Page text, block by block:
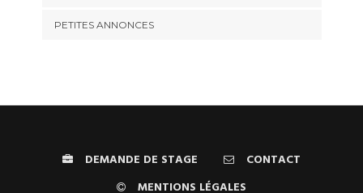
PETITES ANNONCES
DEMANDE DE STAGE
CONTACT
MENTIONS LÉGALES